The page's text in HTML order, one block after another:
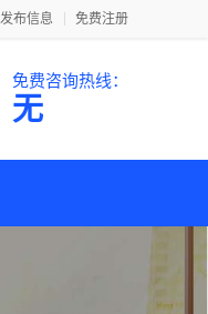
发布信息 免费注册
免费咨询热线：
无